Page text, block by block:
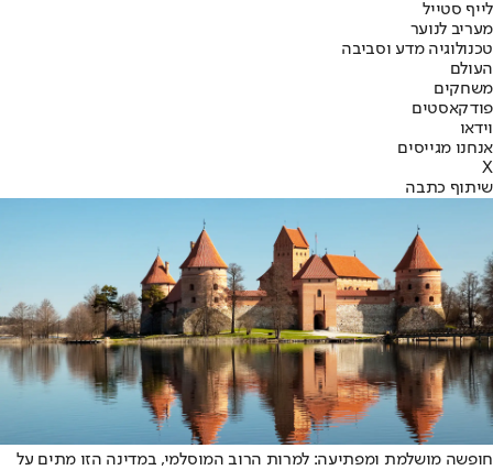
לייף סטייל
מעריב לנוער
טכנולוגיה מדע וסביבה
העולם
משחקים
פודקאסטים
וידאו
אנחנו מגייסים
X
שיתוף כתבה
חופשה מושלמת ומפתיעה: למרות הרוב המוסלמי, במדינה הזו מתים על